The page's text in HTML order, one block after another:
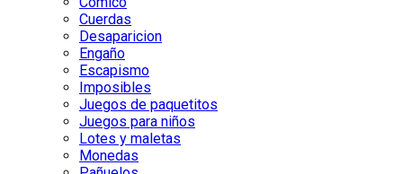
Cuerdas
Desaparicion
Engaño
Escapismo
Imposibles
Juegos de paquetitos
Juegos para niños
Lotes y maletas
Monedas